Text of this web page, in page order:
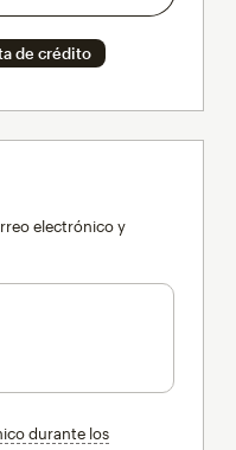
de crédito
electrónico y
durante los